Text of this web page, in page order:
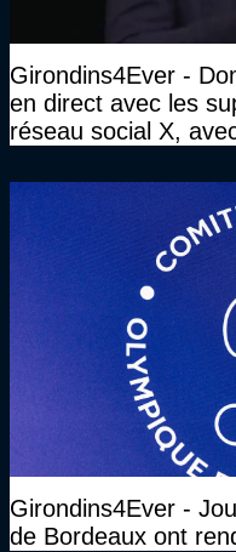
Girondins4Ever -
en direct avec les
réseau social X,
Girondins4Ever -
de Bordeaux ont